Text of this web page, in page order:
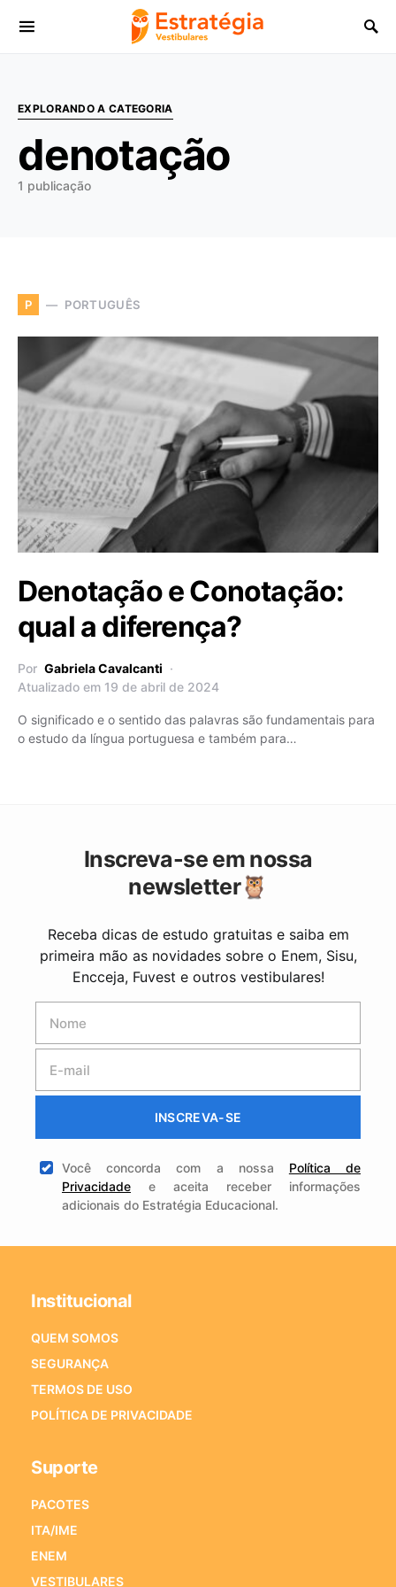
Procurar:
EXPLORANDO A CATEGORIA
denotação
1 publicação
P PORTUGUÊS
Denotação e Conotação:
qual a diferença?
Por Gabriela Cavalcanti
Atualizado em 19 de abril de 2024
O significado e o sentido das palavras são fundamentais para
o estudo da língua portuguesa e também para…
Inscreva-se em nossa
newsletter🦉
Receba dicas de estudo gratuitas e saiba em
primeira mão as novidades sobre o Enem, Sisu,
Encceja, Fuvest e outros vestibulares!
INSCREVA-SE
Você concorda com a nossa Política de
Privacidade e aceita receber informações
adicionais do Estratégia Educacional.
Institucional
QUEM SOMOS
SEGURANÇA
TERMOS DE USO
POLÍTICA DE PRIVACIDADE
Suporte
PACOTES
ITA/IME
ENEM
VESTIBULARES